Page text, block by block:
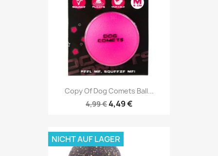
Copy Of Dog Comets Ball...
4,99 €4,49 €
NICHT AUF LAGER